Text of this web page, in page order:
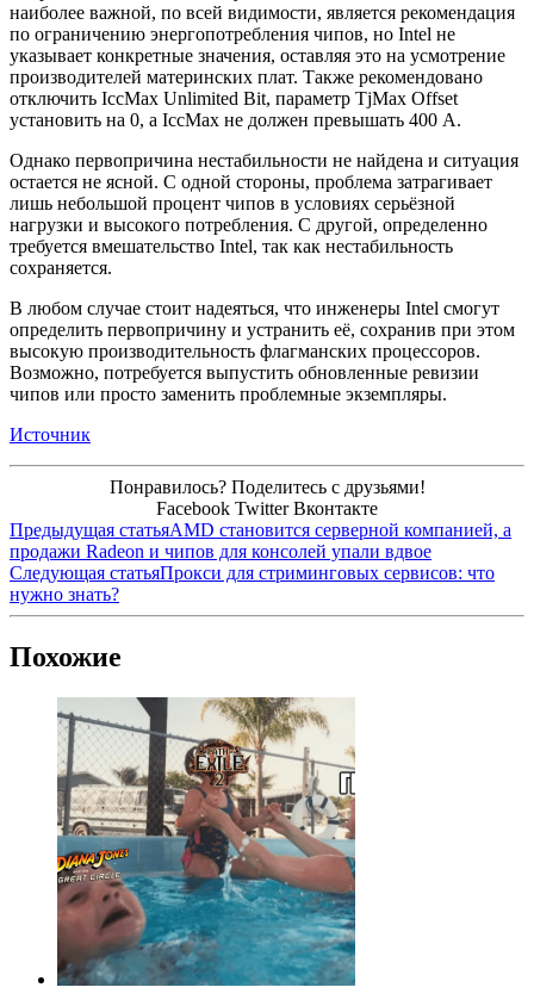
наиболее важной, по всей видимости, является рекомендация
по ограничению энергопотребления чипов, но Intel не
указывает конкретные значения, оставляя это на усмотрение
производителей материнских плат. Также рекомендовано
отключить IccMax Unlimited Bit, параметр TjMax Offset
установить на 0, а IccMax не должен превышать 400 А.
Однако первопричина нестабильности не найдена и ситуация
остается не ясной. С одной стороны, проблема затрагивает
лишь небольшой процент чипов в условиях серьёзной
нагрузки и высокого потребления. С другой, определенно
требуется вмешательство Intel, так как нестабильность
сохраняется.
В любом случае стоит надеяться, что инженеры Intel смогут
определить первопричину и устранить её, сохранив при этом
высокую производительность флагманских процессоров.
Возможно, потребуется выпустить обновленные ревизии
чипов или просто заменить проблемные экземпляры.
Источник
Понравилось? Поделитесь с друзьями!
Facebook Twitter Вконтакте
Предыдущая статьяAMD становится серверной компанией, а
продажи Radeon и чипов для консолей упали вдвое
Следующая статьяПрокси для стриминговых сервисов: что
нужно знать?
Похожие